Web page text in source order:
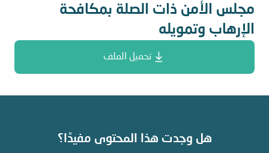
مجلس الأمن ذات الصلة بمكافحة
الإرهاب وتمويله
تحميل الملف
هل وجدت هذا المحتوى مفيدًا؟